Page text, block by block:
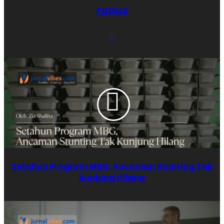
Lembaga penegak hukum menemukan anak-anak terpapar paham
Komisi Perlindungan Anak Indonesia (KPAI) juga menyerukan
penghapusan konten game dan media sosial bermuatan kekerasan
dan radikalisme dari akses anak. (NUonline, 11-11- 2025)
Fakta-fakta ini menunjukkan bahwa konten game online tidak selalu
netral dan dapat memiliki dampak emosional, perilaku, hingga sosial
pada anak-anak dan remaja.
Game bukan sekadar hiburan. Di dalamnya terkandung cerita,
memengaruhi emosi dan sikap pemain, terutama jika dikonsumsi
tanpa kontrol. Hal ini diperkuat oleh riset internasional yang
Fathzz
Setahun Program MBG, Ancaman Stunting Tak
Kunjung Hilang